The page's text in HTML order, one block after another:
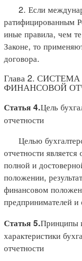
2. Если
ратифицированным
иные правила, чем
Законе, то
договора.
Глава 2.
ФИНАНСОВОЙ
Статья 4.Цель
отчетности
Целью
отчетности
полной и
положении,
финансовом
предпринимателей и
Статья 5.Принципы
характеристики
отчетности